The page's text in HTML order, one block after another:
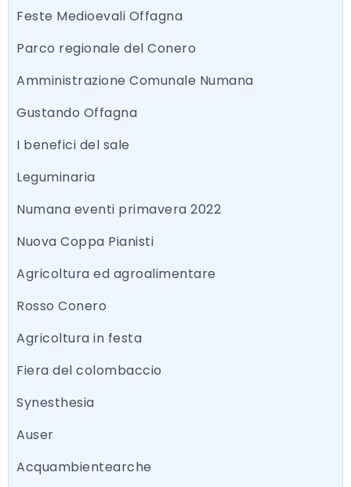
Feste Medioevali Offagna
Parco regionale del Conero
Amministrazione Comunale Numana
Gustando Offagna
I benefici del sale
Leguminaria
Numana eventi primavera 2022
Nuova Coppa Pianisti
Agricoltura ed agroalimentare
Rosso Conero
Agricoltura in festa
Fiera del colombaccio
Synesthesia
Auser
Acquambientearche